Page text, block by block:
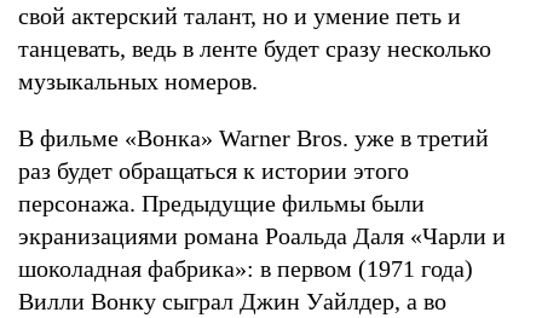
свой актерский талант, но и умение петь и
танцевать, ведь в ленте будет сразу несколько
музыкальных номеров.
В фильме «Вонка» Warner Bros. уже в третий
раз будет обращаться к истории этого
персонажа. Предыдущие фильмы были
экранизациями романа Роальда Даля «Чарли и
шоколадная фабрика»: в первом (1971 года)
Вилли Вонку сыграл Джин Уайлдер, а во